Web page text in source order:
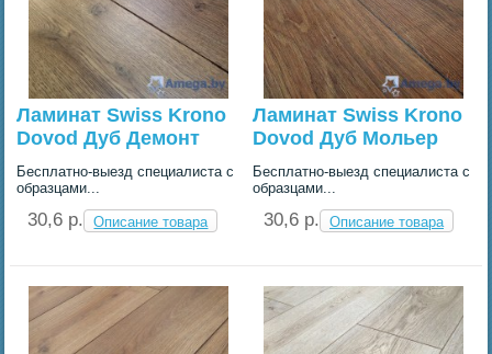
Ламинат Swiss Krono
Dovod Дуб Демонт
Бесплатно-выезд специалиста с
образцами...
30,6 p. Описание товара
Ламинат Swiss Krono
Dovod Дуб Мольер
Бесплатно-выезд специалиста с
образцами...
30,6 p. Описание товара